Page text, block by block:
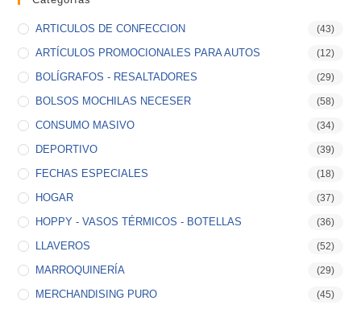
ARTICULOS DE CONFECCION (43)
ARTÍCULOS PROMOCIONALES PARA AUTOS (12)
BOLÍGRAFOS - RESALTADORES (29)
BOLSOS MOCHILAS NECESER (58)
CONSUMO MASIVO (34)
DEPORTIVO (39)
FECHAS ESPECIALES (18)
HOGAR (37)
HOPPY - VASOS TÉRMICOS - BOTELLAS (36)
LLAVEROS (52)
MARROQUINERÍA (29)
MERCHANDISING PURO (45)